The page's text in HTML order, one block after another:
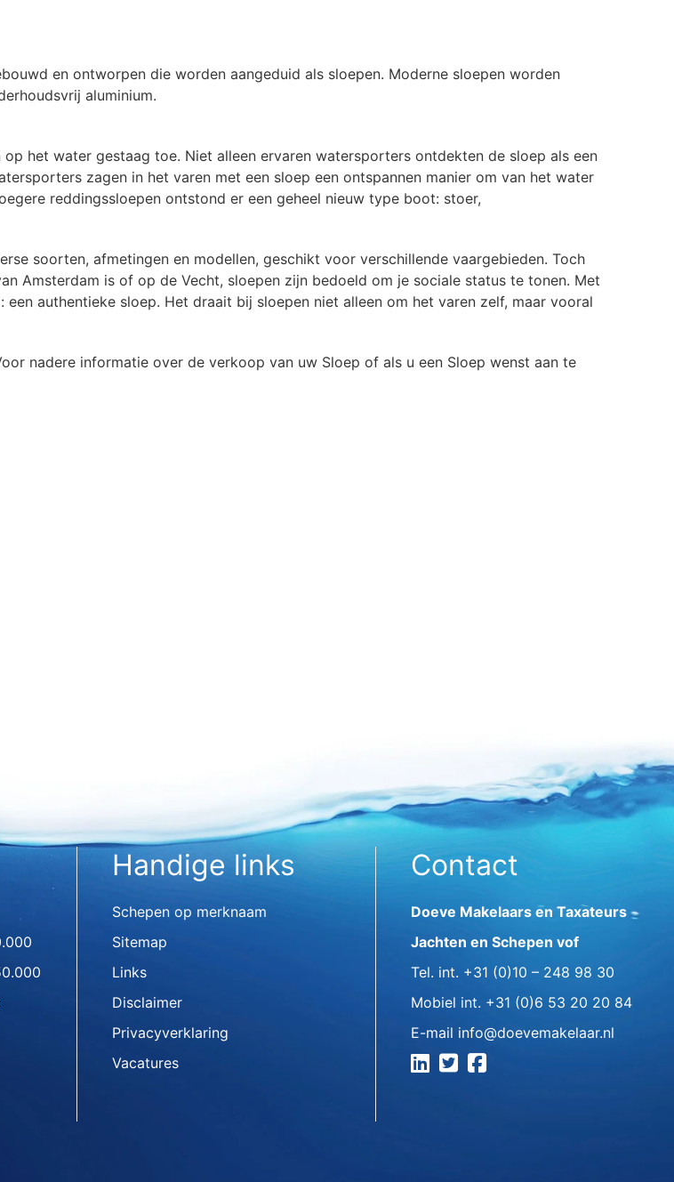
en ontworpen die worden aangeduid als sloepen. Moderne sloepen worden
aluminium.
het water gestaag toe. Niet alleen ervaren watersporters ontdekten de sloep als een
zagen in het varen met een sloep een ontspannen manier om van het water
reddingssloepen ontstond er een geheel nieuw type boot: stoer,
soorten, afmetingen en modellen, geschikt voor verschillende vaargebieden. Toch
Amsterdam is of op de Vecht, sloepen zijn bedoeld om je sociale status te tonen. Met
authentieke sloep. Het draait bij sloepen niet alleen om het varen zelf, maar vooral
nadere informatie over de verkoop van uw Sloep of als u een Sloep wenst aan te
Handige links
Schepen op merknaam
Sitemap
Links
Disclaimer
Privacyverklaring
Vacatures
Contact
Doeve Makelaars en Taxateurs
Jachten en Schepen vof
Tel. int. +31 (0)10 – 248 98 30
Mobiel int. +31 (0)6 53 20 20 84
E-mail info@doevemakelaar.nl